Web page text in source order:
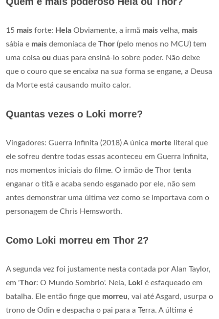
15 mais forte: Hela Obviamente, a irmã mais velha, mais
sábia e mais demoníaca de Thor (pelo menos no MCU) tem
uma coisa ou duas para ensiná-lo sobre poder. Não deixe
que o couro que se encaixa na sua forma se engane, a Deusa
da Morte está causando muito calor.
Quantas vezes o Loki morre?
Vingadores: Guerra Infinita (2018) A única morte literal que
ele sofreu dentre todas essas aconteceu em Guerra Infinita,
nos momentos iniciais do filme. O irmão de Thor tenta
enganar o titã e acaba sendo esganado por ele, não sem
antes demonstrar uma última vez como se importava com o
personagem de Chris Hemsworth.
Como Loki morreu em Thor 2?
A segunda vez foi justamente nesta contada por Alan Taylor,
em 'Thor: O Mundo Sombrio'. Nela, Loki é esfaqueado em
batalha. Ele então finge que morreu, vai até Asgard, usurpa o
trono de Odin e despacha o pai para a Terra. A última é